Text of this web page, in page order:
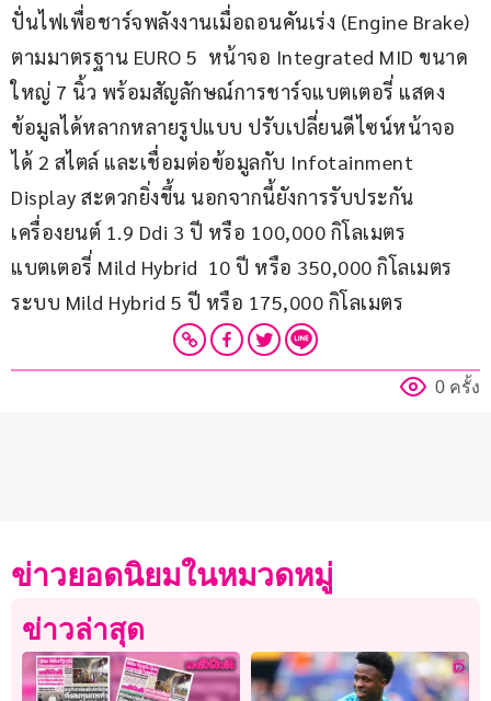
ปั่นไฟเพื่อชาร์จพลังงานเมื่อถอนคันเร่ง (Engine Brake)
ตามมาตรฐาน EURO 5  หน้าจอ Integrated MID ขนาด
ใหญ่ 7 นิ้ว พร้อมสัญลักษณ์การชาร์จแบตเตอรี่ แสดง
ข้อมูลได้หลากหลายรูปแบบ ปรับเปลี่ยนดีไซน์หน้าจอ
ได้ 2 สไตล์ และเชื่อมต่อข้อมูลกับ Infotainment
Display สะดวกยิ่งขึ้น นอกจากนี้ยังการรับประกัน
เครื่องยนต์ 1.9 Ddi 3 ปี หรือ 100,000 กิโลเมตร
แบตเตอรี่ Mild Hybrid  10 ปี หรือ 350,000 กิโลเมตร
ระบบ Mild Hybrid 5 ปี หรือ 175,000 กิโลเมตร
0 ครั้ง
ข่าวยอดนิยมในหมวดหมู่
ข่าวล่าสุด